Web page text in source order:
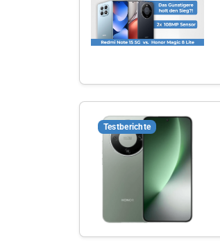
Testberichte